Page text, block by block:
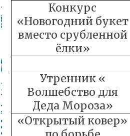
Конкурс
«Новогодний букет
вместо срубленной
ёлки»
Утренник «
Волшебство для
Деда Мороза»
«Открытый ковер»